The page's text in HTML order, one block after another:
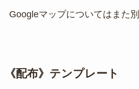
Googleマップについてはまた別
《配布》テンプレート